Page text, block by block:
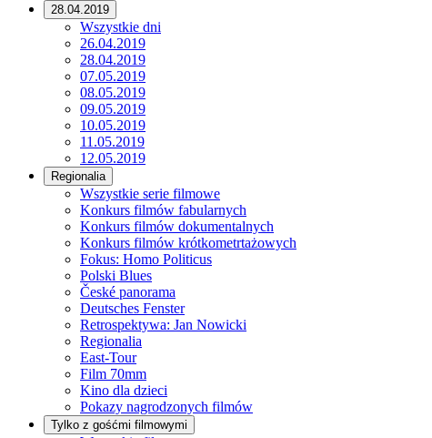
28.04.2019
Wszystkie dni
26.04.2019
28.04.2019
07.05.2019
08.05.2019
09.05.2019
10.05.2019
11.05.2019
12.05.2019
Regionalia
Wszystkie serie filmowe
Konkurs filmów fabularnych
Konkurs filmów dokumentalnych
Konkurs filmów krótkometrtażowych
Fokus: Homo Politicus
Polski Blues
České panorama
Deutsches Fenster
Retrospektywa: Jan Nowicki
Regionalia
East-Tour
Film 70mm
Kino dla dzieci
Pokazy nagrodzonych filmów
Tylko z gośćmi filmowymi